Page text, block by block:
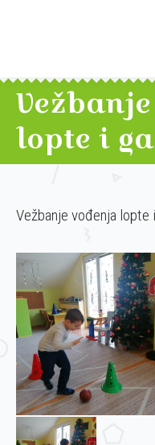
lopte i
Vežbanje vođenja lopte